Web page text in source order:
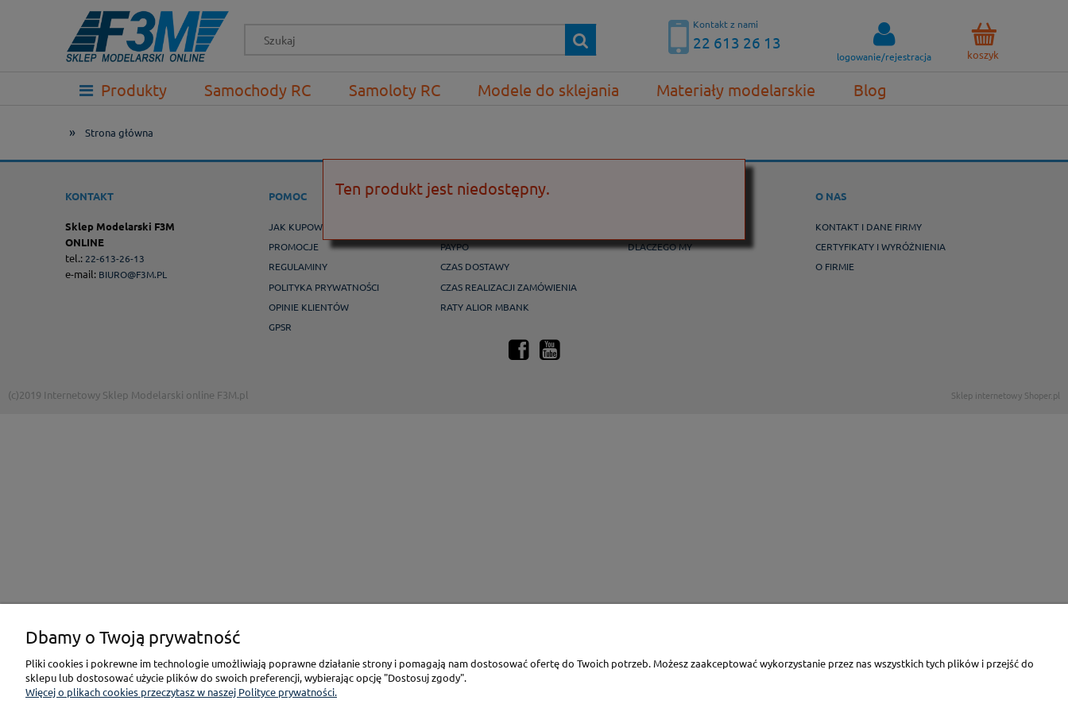
koszyk
logowanie/rejestracja
Kontakt z nami
22 613 26 13
Produkty Samochody RC Samoloty RC Modele do sklejania Materiały modelarskie Blog
Prezenty
» Strona główna
Ten produkt jest niedostępny.
KONTAKT
Sklep Modelarski F3M
ONLINE
tel.: 22-613-26-13
e-mail: BIURO@F3M.PL
POMOC
JAK KUPOWAĆ ?
PROMOCJE
REGULAMINY
POLITYKA PRYWATNOŚCI
OPINIE KLIENTÓW
GPSR
PŁATNOŚCI I DOSTAWA
PAYPO
CZAS DOSTAWY
CZAS REALIZACJI ZAMÓWIENIA
RATY ALIOR MBANK
DLACZEGO MY
O NAS
KONTAKT I DANE FIRMY
CERTYFIKATY I WYRÓŻNIENIA
O FIRMIE
(c)2019 Internetowy Sklep Modelarski online F3M.pl Sklep internetowy Shoper.pl
Dbamy o Twoją prywatność
Pliki cookies i pokrewne im technologie umożliwiają poprawne działanie strony i pomagają nam dostosować ofertę do Twoich potrzeb. Możesz zaakceptować wykorzystanie przez nas wszystkich tych plików i przejść do
sklepu lub dostosować użycie plików do swoich preferencji, wybierając opcję "Dostosuj zgody".
Więcej o plikach cookies przeczytasz w naszej Polityce prywatności.